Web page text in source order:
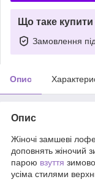
Що таке
Замовлення
Опис
Опис
Жіночі замшеві
доповнять жіночий
парою взуття
усіма стилями